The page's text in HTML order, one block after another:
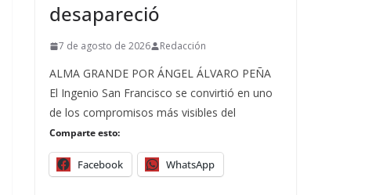
desapareció
7 de agosto de 2026 Redacción
ALMA GRANDE POR ÁNGEL ÁLVARO PEÑA
El Ingenio San Francisco se convirtió en uno
de los compromisos más visibles del
Comparte esto:
Facebook WhatsApp